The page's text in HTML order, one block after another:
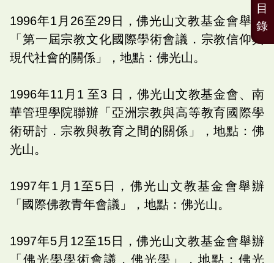
1996年1月26至29日，佛光山文教基金會舉辦
「第一屆宗教文化國際學術會議．宗教信仰與
現代社會的關係」，地點：佛光山。
1996年11月1 至3 日，佛光山文教基金會、南
華管理學院聯辦「亞洲宗教與高等教育國際學
術研討．宗教與教育之間的關係」，地點：佛
光山。
1997年1月1至5日，佛光山文教基金會舉辦
「國際佛教青年會議」，地點：佛光山。
1997年5月12至15日，佛光山文教基金會舉辦
「佛光學學術會議．佛光學」，地點：佛光
目
錄